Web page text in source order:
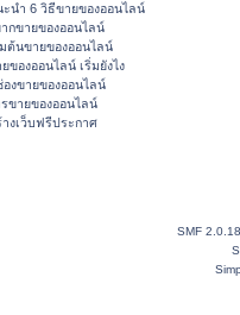
ะนำ 6 วิธีขายของออนไลน์
ากขายของออนไลน์
ต้นขายของออนไลน์
ของออนไลน์ เริ่มยังไง
งขายของออนไลน์
ขายของออนไลน์
งเว็บฟรีประกาศ
SMF 2.0.18